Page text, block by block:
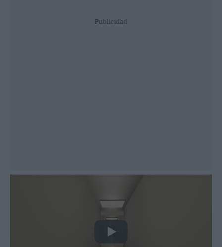
Publicidad